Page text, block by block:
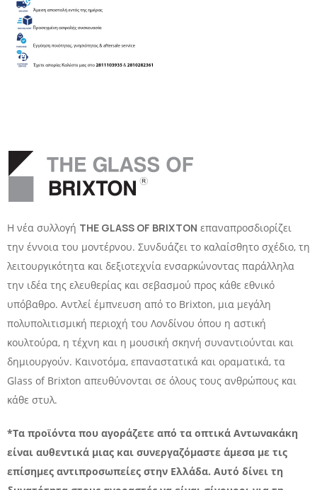
Η νέα συλλογή THE GLASS OF BRIXTON επαναπροσδιορίζει
την έννοια του μοντέρνου. Συνδυάζει το καλαίσθητο σχέδιο, τη
λειτουργικότητα και δεξιοτεχνία ενσαρκώνοντας παράλληλα
την ιδέα της ελευθερίας και σεβασμού προς κάθε εθνικό
υπόβαθρο. Αντλεί έμπνευση από το Brixton, μια μεγάλη
πολυπολιτισμική περιοχή του Λονδίνου όπου η αστική
κουλτούρα, η τέχνη και η μουσική σκηνή συναντιούνται και
δημιουργούν. Καινοτόμα, επαναστατικά και οραματικά, τα
Glass of Brixton απευθύνονται σε όλους τους ανθρώπους και
κάθε στυλ.
*Τα προϊόντα που αγοράζετε από τα οπτικά Αντωνακάκη
είναι αυθεντικά μιας και συνεργαζόμαστε άμεσα με τις
επίσημες αντιπροσωπείες στην Ελλάδα. Αυτό δίνει τη